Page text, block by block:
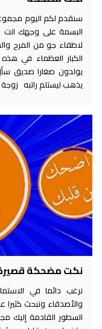
سنقدم لكم اليوم
البسمة على وجهك انت
لاطفاء جو من المرح
الكبار العظماء في
يولدون صغارا صديق
يذهب ليستلم راتبه
نكت مضحكة
نرغب دائما في
والأصدقاء ونبحث
السطور القادمة إليك